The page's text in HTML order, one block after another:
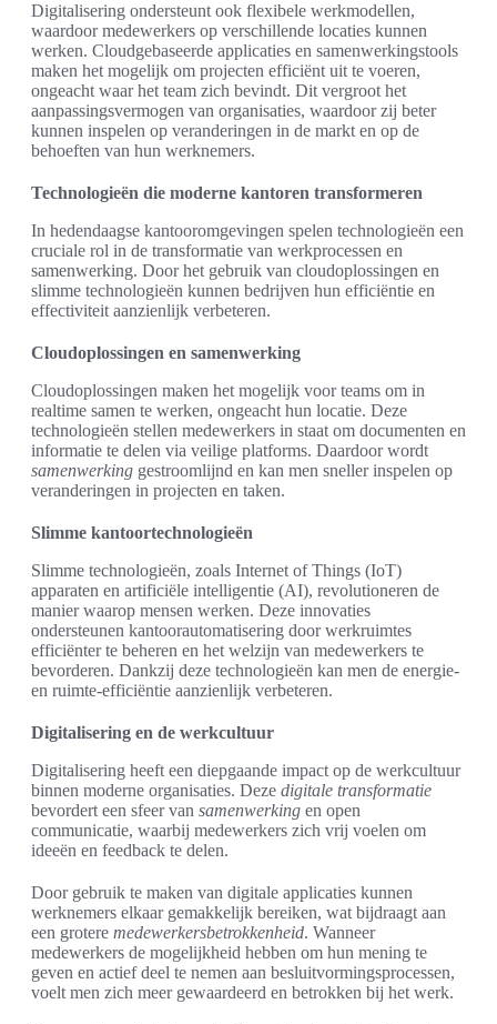
Digitalisering ondersteunt ook flexibele werkmodellen,
waardoor medewerkers op verschillende locaties kunnen
werken. Cloudgebaseerde applicaties en samenwerkingstools
maken het mogelijk om projecten efficiënt uit te voeren,
ongeacht waar het team zich bevindt. Dit vergroot het
aanpassingsvermogen van organisaties, waardoor zij beter
kunnen inspelen op veranderingen in de markt en op de
behoeften van hun werknemers.
Technologieën die moderne kantoren transformeren
In hedendaagse kantooromgevingen spelen technologieën een
cruciale rol in de transformatie van werkprocessen en
samenwerking. Door het gebruik van cloudoplossingen en
slimme technologieën kunnen bedrijven hun efficiëntie en
effectiviteit aanzienlijk verbeteren.
Cloudoplossingen en samenwerking
Cloudoplossingen maken het mogelijk voor teams om in
realtime samen te werken, ongeacht hun locatie. Deze
technologieën stellen medewerkers in staat om documenten en
informatie te delen via veilige platforms. Daardoor wordt
samenwerking gestroomlijnd en kan men sneller inspelen op
veranderingen in projecten en taken.
Slimme kantoortechnologieën
Slimme technologieën, zoals Internet of Things (IoT)
apparaten en artificiële intelligentie (AI), revolutioneren de
manier waarop mensen werken. Deze innovaties
ondersteunen kantoorautomatisering door werkruimtes
efficiënter te beheren en het welzijn van medewerkers te
bevorderen. Dankzij deze technologieën kan men de energie-
en ruimte-efficiëntie aanzienlijk verbeteren.
Digitalisering en de werkcultuur
Digitalisering heeft een diepgaande impact op de werkcultuur
binnen moderne organisaties. Deze digitale transformatie
bevordert een sfeer van samenwerking en open
communicatie, waarbij medewerkers zich vrij voelen om
ideeën en feedback te delen.
Door gebruik te maken van digitale applicaties kunnen
werknemers elkaar gemakkelijk bereiken, wat bijdraagt aan
een grotere medewerkersbetrokkenheid. Wanneer
medewerkers de mogelijkheid hebben om hun mening te
geven en actief deel te nemen aan besluitvormingsprocessen,
voelt men zich meer gewaardeerd en betrokken bij het werk.